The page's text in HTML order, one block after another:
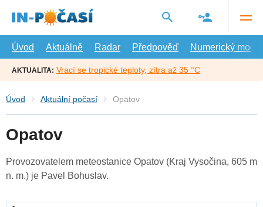
hlavní
Úvod
Aktuálně Radar Předpověď Numerický model
AKTUALITA: Vrací se tropické teploty, zítra až 35 °C
Úvod Aktuální počasí Opatov
Opatov
Provozovatelem meteostanice Opatov (Kraj Vysočina, 605 m
n. m.) je Pavel Bohuslav.